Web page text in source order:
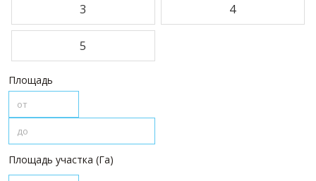
3 4
5
Площадь
Площадь участка (Га)